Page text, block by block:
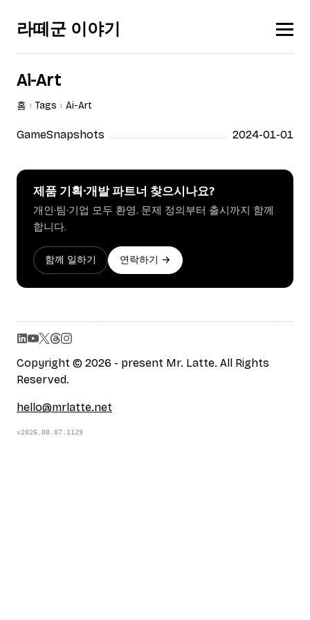
라떼군 이야기
Ai-Art
홈 Tags Ai-Art
GameSnapshots 2024-01-01
제품 기획·개발 파트너 찾으시나요?
개인·팀·기업 모두 환영. 문제 정의부터 출시까지 함께
합니다.
함께 일하기 연락하기 →
Copyright © 2026 - present Mr. Latte. All Rights
Reserved.
hello@mrlatte.net
v2026.08.07.1129